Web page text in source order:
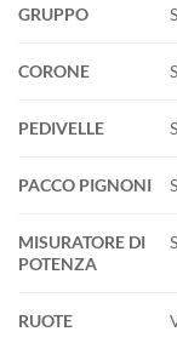
GRUPPO
CORONE
PEDIVELLE
PACCO PIGNONI
MISURATORE DI
POTENZA
RUOTE